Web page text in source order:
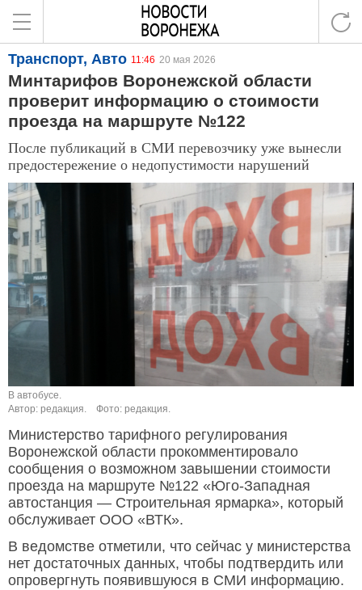
Транспорт, Авто 11:46 20 мая 2026
Минтарифов Воронежской области
проверит информацию о стоимости
проезда на маршруте №122
После публикаций в СМИ перевозчику уже вынесли
предостережение о недопустимости нарушений
В автобусе.
Автор: редакция.
Фото: редакция.
Министерство тарифного регулирования
Воронежской области прокомментировало
сообщения о возможном завышении стоимости
проезда на маршруте №122 «Юго-Западная
автостанция — Строительная ярмарка», который
обслуживает ООО «ВТК».
В ведомстве отметили, что сейчас у министерства
нет достаточных данных, чтобы подтвердить или
опровергнуть появившуюся в СМИ информацию.